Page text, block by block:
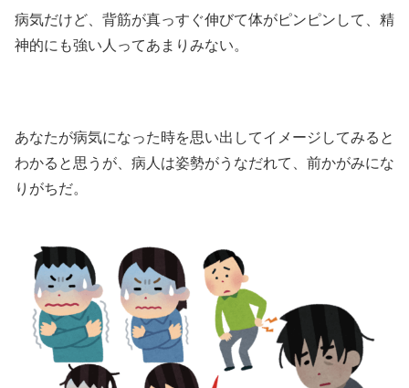
病気だけど、背筋が真っすぐ伸びて体がピンピンして、精
神的にも強い人ってあまりみない。
あなたが病気になった時を思い出してイメージしてみると
わかると思うが、病人は姿勢がうなだれて、前かがみにな
りがちだ。